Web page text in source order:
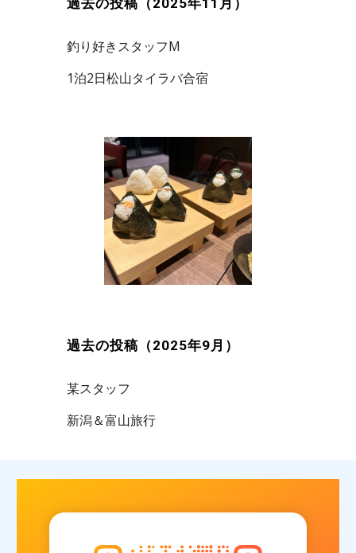
過去の投稿（2025年11月）
釣り好きスタッフM
1泊2日松山タイラバ合宿
過去の投稿（2025年9月）
某スタッフ
新潟＆富山旅行